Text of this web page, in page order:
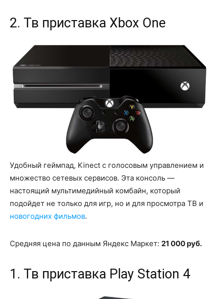
2. Тв приставка Xbox One
Удобный геймпад, Kinect с голосовым управлением и
множество сетевых сервисов. Эта консоль —
настоящий мультимедийный комбайн, который
подойдет не только для игр, но и для просмотра ТВ и
новогодних фильмов.
Средняя цена по данным Яндекс Маркет: 21 000 руб.
1. Тв приставка Play Station 4